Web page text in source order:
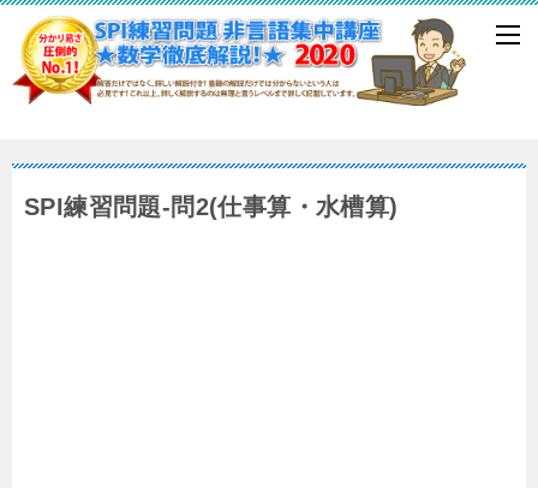
SPI練習問題-問2(仕事算・水槽算)